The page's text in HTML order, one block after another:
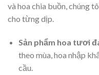
và hoa chia buồn, chúng
cho từng dịp.
Sản phẩm hoa tươi
theo mùa, hoa nhập
cầu.